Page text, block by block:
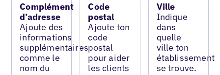
Complément
d’adresse
Ajoute des
informations
supplémentaires
comme le
nom du
Code
postal
Ajoute ton
code
postal
pour aider
les clients
Ville
Indique
dans
quelle
ville ton
établissement
se trouve.